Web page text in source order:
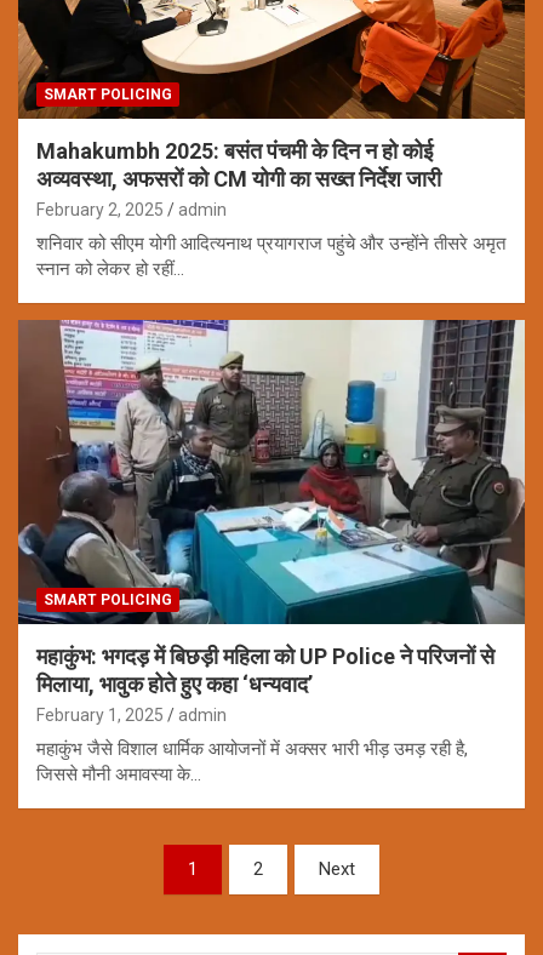
SMART POLICING
Mahakumbh 2025: बसंत पंचमी के दिन न हो कोई
अव्यवस्था, अफसरों को CM योगी का सख्त निर्देश जारी
February 2, 2025 admin
शनिवार को सीएम योगी आदित्यनाथ प्रयागराज पहुंचे और उन्होंने तीसरे अमृत
स्नान को लेकर हो रहीं…
SMART POLICING
महाकुंभ: भगदड़ में बिछड़ी महिला को UP Police ने परिजनों से
मिलाया, भावुक होते हुए कहा ‘धन्यवाद’
February 1, 2025 admin
महाकुंभ जैसे विशाल धार्मिक आयोजनों में अक्सर भारी भीड़ उमड़ रही है,
जिससे मौनी अमावस्या के…
1 2 Next